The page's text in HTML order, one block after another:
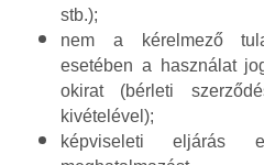
stb.);
nem a kérelmező
esetében a használat
okirat (bérleti
kivételével);
képviseleti eljárás